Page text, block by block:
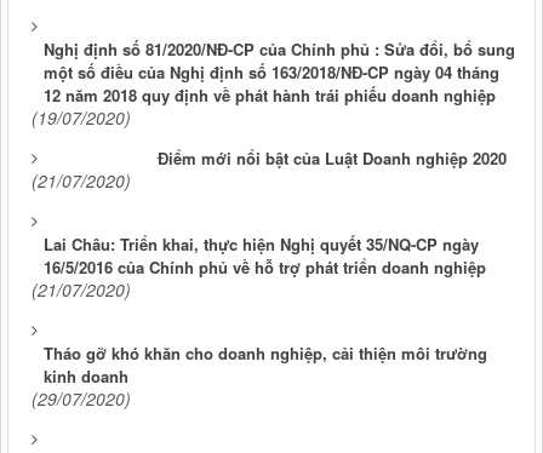
Nghị định số 81/2020/NĐ-CP của Chính phủ : Sửa đổi, bổ sung
một số điều của Nghị định số 163/2018/NĐ-CP ngày 04 tháng
12 năm 2018 quy định về phát hành trái phiếu doanh nghiệp
(19/07/2020)
Điểm mới nổi bật của Luật Doanh nghiệp 2020
(21/07/2020)
Lai Châu: Triển khai, thực hiện Nghị quyết 35/NQ-CP ngày
16/5/2016 của Chính phủ về hỗ trợ phát triển doanh nghiệp
(21/07/2020)
Tháo gỡ khó khăn cho doanh nghiệp, cải thiện môi trường
kinh doanh
(29/07/2020)